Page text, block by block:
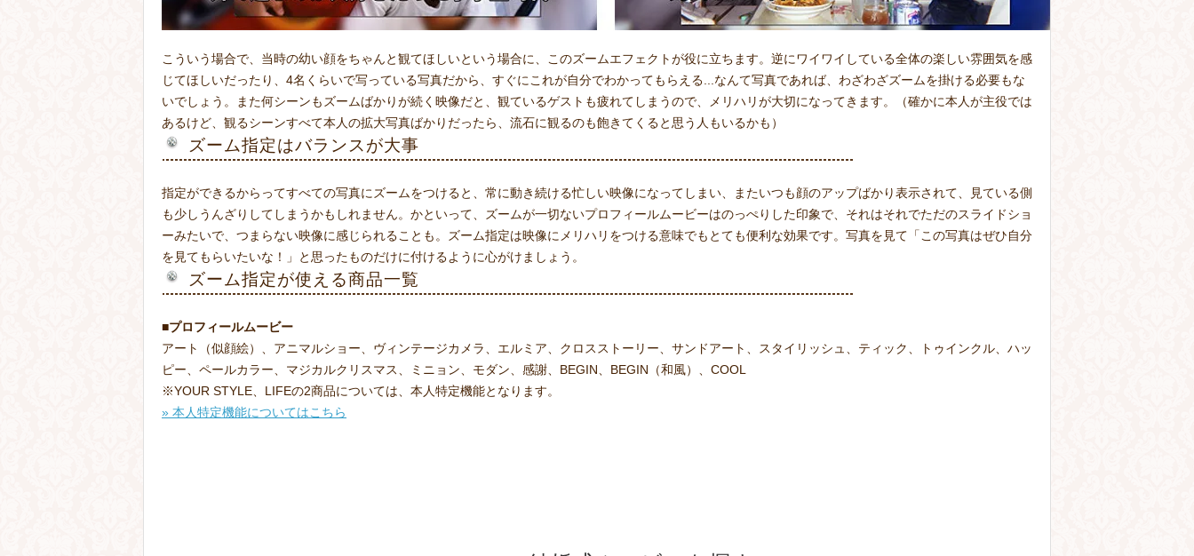
こういう場合で、当時の幼い顔をちゃんと観てほしいという場合に、このズームエフェクトが役に立ちます。逆にワイワイしている全体の楽しい雰囲気を感
じてほしいだったり、4名くらいで写っている写真だから、すぐにこれが自分でわかってもらえる...なんて写真であれば、わざわざズームを掛ける必要もな
いでしょう。また何シーンもズームばかりが続く映像だと、観ているゲストも疲れてしまうので、メリハリが大切になってきます。（確かに本人が主役では
あるけど、観るシーンすべて本人の拡大写真ばかりだったら、流石に観るのも飽きてくると思う人もいるかも）
ズーム指定はバランスが大事
指定ができるからってすべての写真にズームをつけると、常に動き続ける忙しい映像になってしまい、またいつも顔のアップばかり表示されて、見ている側
も少しうんざりしてしまうかもしれません。かといって、ズームが一切ないプロフィールムービーはのっぺりした印象で、それはそれでただのスライドショ
ーみたいで、つまらない映像に感じられることも。ズーム指定は映像にメリハリをつける意味でもとても便利な効果です。写真を見て「この写真はぜひ自分
を見てもらいたいな！」と思ったものだけに付けるように心がけましょう。
ズーム指定が使える商品一覧
■プロフィールムービー
アート（似顔絵）、アニマルショー、ヴィンテージカメラ、エルミア、クロスストーリー、サンドアート、スタイリッシュ、ティック、トゥインクル、ハッ
ピー、ペールカラー、マジカルクリスマス、ミニョン、モダン、感謝、BEGIN、BEGIN（和風）、COOL
※YOUR STYLE、LIFEの2商品については、本人特定機能となります。
» 本人特定機能についてはこちら